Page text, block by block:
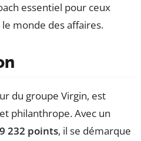
essentiel pour ceux
monde des affaires.
du groupe Virgin, est
philanthrope. Avec un
9 232 points, il se démarque